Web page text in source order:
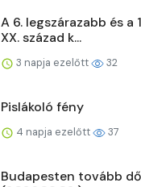
A 6. legszárazabb és a
XX. század k...
3 napja ezelőtt 32
Pislákoló fény
4 napja ezelőtt 37
Budapesten tovább